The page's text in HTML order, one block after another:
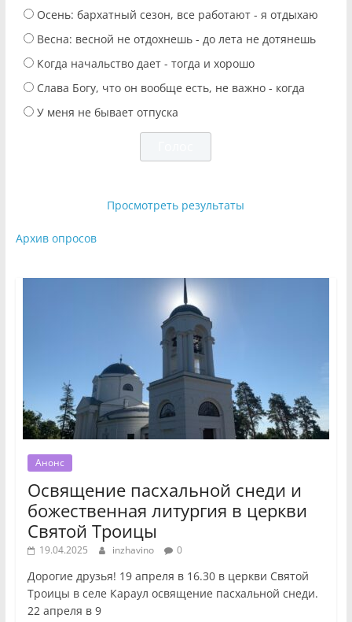
Осень: бархатный сезон, все работают - я отдыхаю
Весна: весной не отдохнешь - до лета не дотянешь
Когда начальство дает - тогда и хорошо
Слава Богу, что он вообще есть, не важно - когда
У меня не бывает отпуска
Просмотреть результаты
Архив опросов
Анонс
Освящение пасхальной снеди и
божественная литургия в церкви
Святой Троицы
19.04.2025 inzhavino 0
Дорогие друзья! 19 апреля в 16.30 в церкви Святой
Троицы в селе Караул освящение пасхальной снеди.
22 апреля в 9